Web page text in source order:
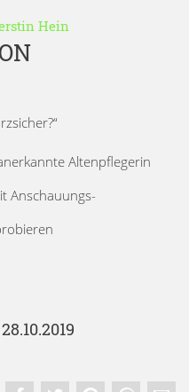
Hein
sturzsicher?“
Altenpflegerin
Anschauungs-